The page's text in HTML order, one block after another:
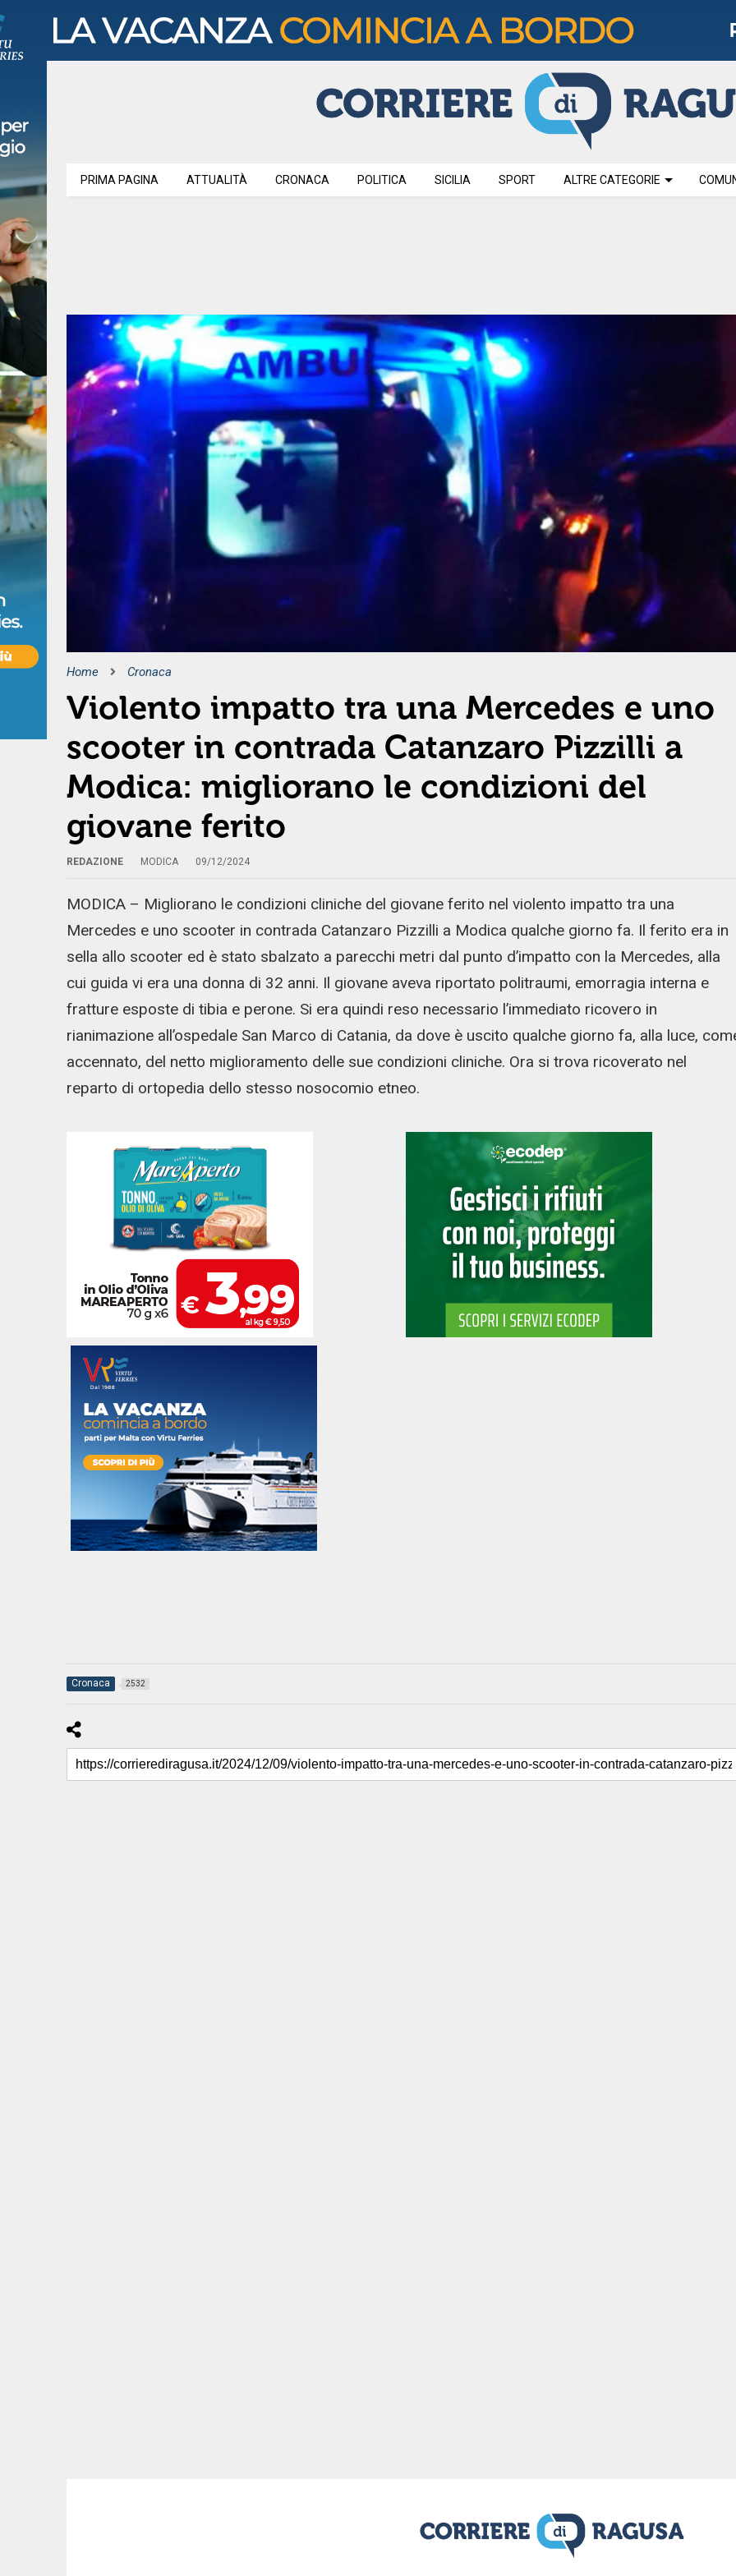
PRIMA PAGINA ATTUALITÀ CRONACA POLITICA SICILIA SPORT ALTRE CATEGORIE
Home Cronaca
Violento impatto tra una Mercedes e uno
scooter in contrada Catanzaro Pizzilli a
Modica: migliorano le condizioni del
giovane ferito
REDAZIONE MODICA 09/12/2024
MODICA – Migliorano le condizioni cliniche del giovane ferito nel violento impatto tra una
Mercedes e uno scooter in contrada Catanzaro Pizzilli a Modica qualche giorno fa. Il ferito era in
sella allo scooter ed è stato sbalzato a parecchi metri dal punto d’impatto con la Mercedes, alla
cui guida vi era una donna di 32 anni. Il giovane aveva riportato politraumi, emorragia interna e
fratture esposte di tibia e perone. Si era quindi reso necessario l’immediato ricovero in
rianimazione all’ospedale San Marco di Catania, da dove è uscito qualche giorno fa, alla luce,
accennato, del netto miglioramento delle sue condizioni cliniche. Ora si trova ricoverato nel
reparto di ortopedia dello stesso nosocomio etneo.
Cronaca 2532